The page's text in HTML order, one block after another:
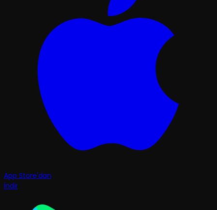
App Store'dan
İndir